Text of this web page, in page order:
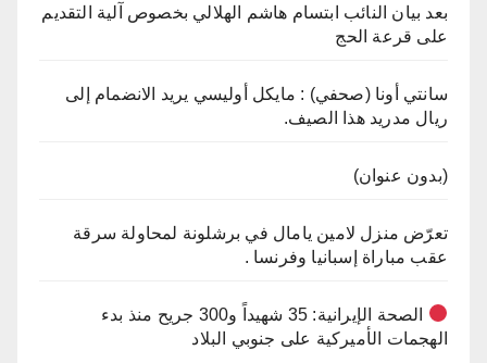
بعد بيان النائب ابتسام هاشم الهلالي بخصوص آلية التقديم
على قرعة الحج
سانتي أونا (صحفي) : مايكل أوليسي يريد الانضمام إلى
ريال مدريد هذا الصيف.
(بدون عنوان)
تعرّض منزل لامين يامال في برشلونة لمحاولة سرقة
عقب مباراة إسبانيا وفرنسا .
الصحة الإيرانية: 35 شهيداً و300 جريح منذ بدء
الهجمات الأميركية على جنوبي البلاد